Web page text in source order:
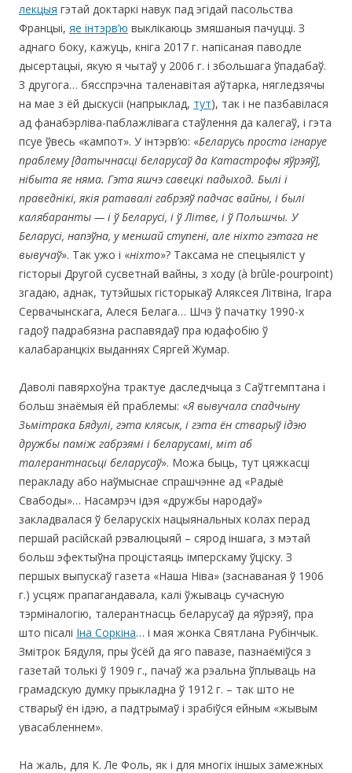
лекцыя гэтай доктаркі навук пад эгідай пасольства
Францыі, яе інтэрв’ю выклікаюць змяшаныя пачуцці. З
аднаго боку, кажуць, кніга 2017 г. напісаная паводле
дысертацыі, якую я чытаў у 2006 г. і збольшага ўпадабаў.
З другога… бясспрэчна таленавітая аўтарка, нягледзячы
на мае з ёй дыскусіі (напрыклад, тут), так і не пазбавілася
ад фанабэрліва-паблажлівага стаўлення да калегаў, і гэта
псуе ўвесь «кампот». У інтэрв’ю: «Беларусь проста ігнаруе
праблему[датычнасці беларусаў да Катастрофы яўрэяў],
нібыта яе няма. Гэта яшчэ савецкі падыход. Былі і
праведнікі, якія ратавалі габрэяў падчас вайны, і былі
калябаранты — і ў Беларусі, і ў Літве, і ў Польшчы. У
Беларусі, напэўна, у меншай ступені, але ніхто гэтага не
вывучаў». Так ужо і «ніхто»? Таксама не спецыяліст у
гісторыі Другой сусветнай вайны, з ходу (à brûle-pourpoint)
згадаю, аднак, тутэйшых гісторыкаў Аляксея Літвіна, Ігара
Сервачынскага, Алеся Белага… Шчэ ў пачатку 1990-х
гадоў падрабязна распавядаў пра юдафобію ў
калабаранцкіх выданнях Сяргей Жумар.
Даволі павярхоўна трактуе даследчыца з Саўтгемптана і
больш знаёмыя ёй праблемы: «Я вывучала спадчыну
Зьмітрака Бядулі, гэта клясык, і гэта ён стварыў ідэю
дружбы паміж габрэямі і беларусамі, міт аб
талерантнасьці беларусаў». Можа быць, тут цяжкасці
перакладу або наўмыснае спрашчэнне ад «Радыё
Свабоды»… Насамрэч ідэя «дружбы народаў»
закладвалася ў беларускіх нацыянальных колах перад
першай расійскай рэвалюцыяй – сярод іншага, з мэтай
больш эфектыўна процістаяць імперскаму ўціску. З
першых выпускаў газета «Наша Ніва» (заснаваная ў 1906
г.) усцяж прапагандавала, калі ўжываць сучасную
тэрміналогію, талерантнасць беларусаў да яўрэяў, пра
што пісалі Іна Соркіна… і мая жонка Святлана Рубінчык.
Змітрок Бядуля, пры ўсёй да яго павазе, пазнаёміўся з
газетай толькі ў 1909 г., пачаў жа рэальна ўплываць на
грамадскую думку прыкладна ў 1912 г. – так што не
стварыў ён ідэю, а падтрымаў і зрабіўся ейным «жывым
увасабленнем».
На жаль, для К. Ле Фоль, як і для многіх іншых замежных